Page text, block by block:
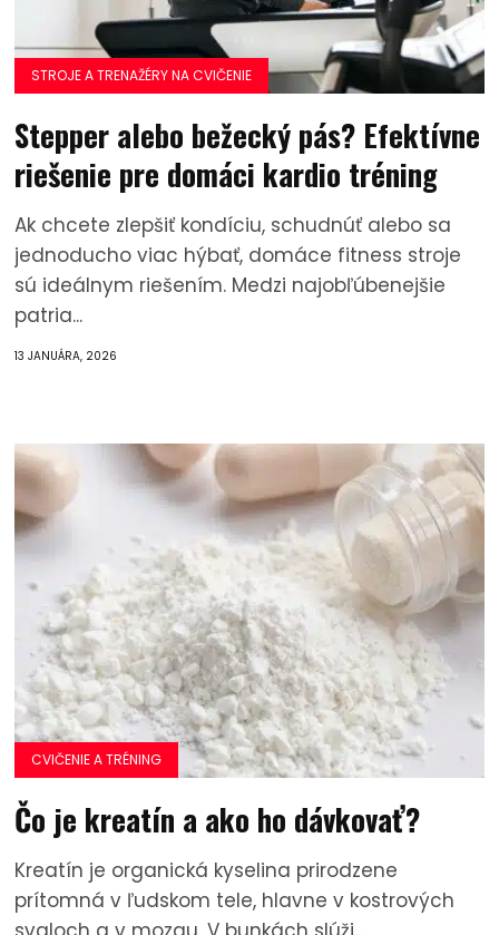
STROJE A TRENAŽÉRY NA CVIČENIE
Stepper alebo bežecký pás? Efektívne
riešenie pre domáci kardio tréning
Ak chcete zlepšiť kondíciu, schudnúť alebo sa
jednoducho viac hýbať, domáce fitness stroje
sú ideálnym riešením. Medzi najobľúbenejšie
patria...
13 JANUÁRA, 2026
CVIČENIE A TRÉNING
Čo je kreatín a ako ho dávkovať?
Kreatín je organická kyselina prirodzene
prítomná v ľudskom tele, hlavne v kostrových